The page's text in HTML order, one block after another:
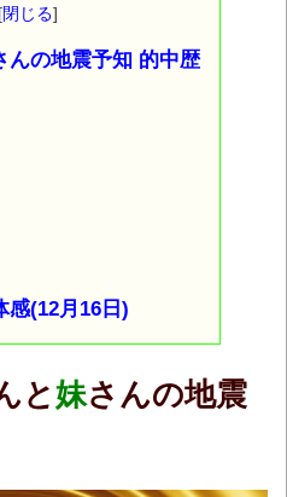
[閉じる]
んの地震予知 的中歴
感(12月16日)
と妹さんの地震